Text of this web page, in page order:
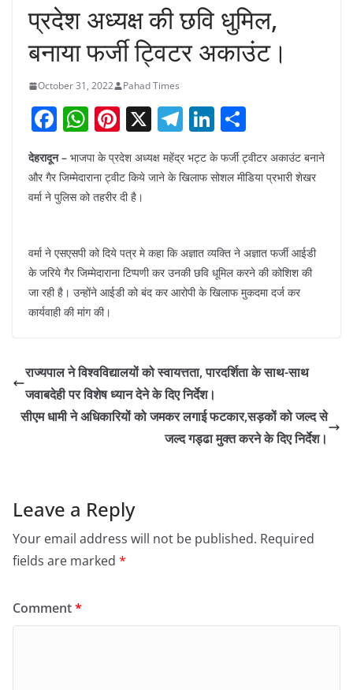
प्रदेश अध्यक्ष की छवि धुमिल,
बनाया फर्जी ट्विटर अकाउंट।
October 31, 2022 Pahad Times
F
c
e
o
o
k
W
h
at
s
p
p
Pi
nt
er
e
X T
e
m
Li
k
n
h
ar
देहरादून – भाजपा के प्रदेश अध्यक्ष महेंद्र भट्ट के फर्जी ट्वीटर अकाउंट बनाने
और गैर जिम्मेदाराना ट्वीट किये जाने के खिलाफ सोशल मीडिया प्रभारी शेखर
वर्मा ने पुलिस को तहरीर दी है।
वर्मा ने एसएसपी को दिये पत्र मे कहा कि अज्ञात व्यक्ति ने अज्ञात फर्जी आईडी
के जरिये गैर जिम्मेदाराना टिप्पणी कर उनकी छवि धूमिल करने की कोशिश की
जा रही है। उन्होंने आईडी को बंद कर आरोपी के खिलाफ मुकदमा दर्ज कर
कार्यवाही की मांग की।
राज्यपाल ने विश्वविद्यालयों को स्वायत्तता, पारदर्शिता के साथ-साथ
जवाबदेही पर विशेष ध्यान देने के दिए निर्देश।
सीएम धामी ने अधिकारियों को जमकर लगाई फटकार,सड़कों को जल्द से
जल्द गड्ढा मुक्त करने के दिए निर्देश।
Leave a Reply
Your email address will not be published. Required
fields are marked *
Comment*